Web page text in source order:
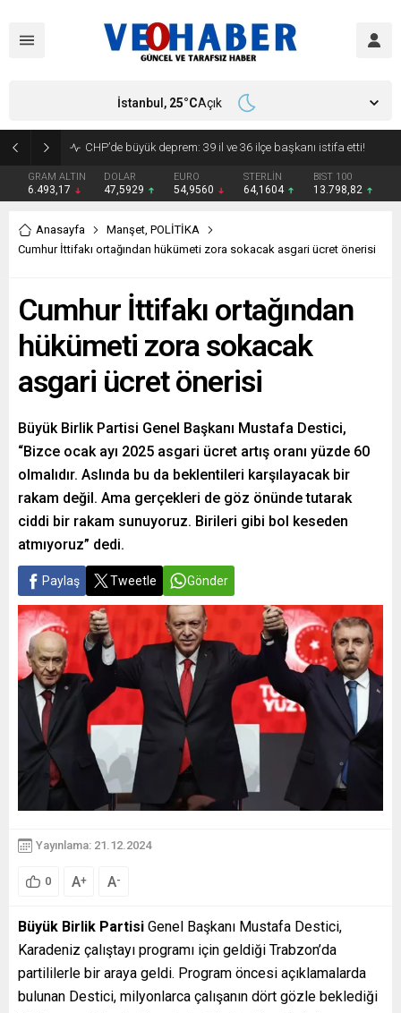
GRAM ALTIN
6.493,17
DOLAR
47,5929
EURO
54,9560
STERLİN
64,1604
BIST 100
13.798,82
İstanbul, 25°CAçık
Anasayfa Manşet, POLİTİKA
Cumhur İttifakı ortağından hükümeti zora sokacak asgari ücret önerisi
Cumhur İttifakı ortağından
hükümeti zora sokacak
asgari ücret önerisi
Büyük Birlik Partisi Genel Başkanı Mustafa Destici,
“Bizce ocak ayı 2025 asgari ücret artış oranı yüzde 60
olmalıdır. Aslında bu da beklentileri karşılayacak bir
rakam değil. Ama gerçekleri de göz önünde tutarak
ciddi bir rakam sunuyoruz. Birileri gibi bol keseden
atmıyoruz” dedi.
Paylaş Tweetle Gönder
Yayınlama: 21.12.2024
0 A+ A-
Büyük Birlik Partisi Genel Başkanı Mustafa Destici,
Karadeniz çalıştayı programı için geldiği Trabzon’da
partililerle bir araya geldi. Program öncesi açıklamalarda
bulunan Destici, milyonlarca çalışanın dört gözle beklediği